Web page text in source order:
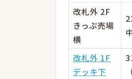
改札外 2F
きっぷ売場
横
改札外 1F
デッキ下